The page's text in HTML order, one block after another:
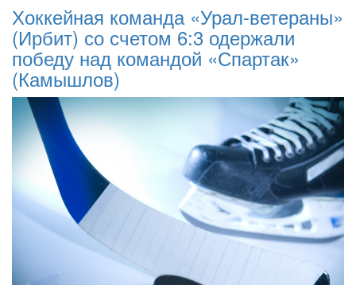
Хоккейная команда «Урал-ветераны»
(Ирбит) со счетом 6:3 одержали
победу над командой «Спартак»
(Камышлов)